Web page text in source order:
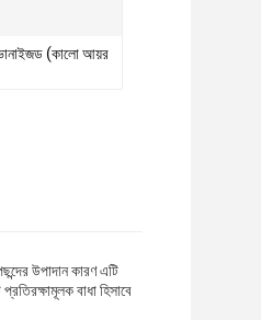
(কালো আয়র
উপাদান কারণ এটি
বাধা হিসাবে